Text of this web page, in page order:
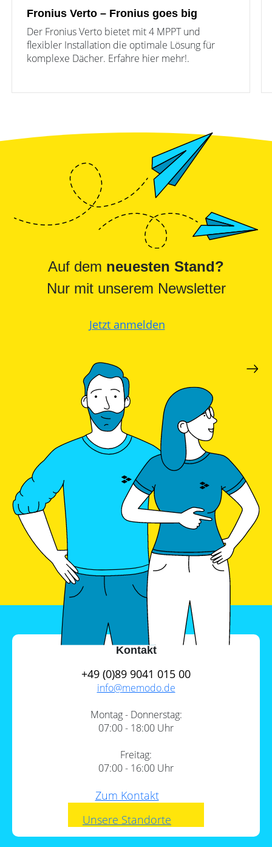
Fronius Verto – Fronius goes big
Der Fronius Verto bietet mit 4 MPPT und
flexibler Installation die optimale Lösung für
komplexe Dächer. Erfahre hier mehr!.
Auf dem neuesten Stand?
Nur mit unserem Newsletter
Jetzt anmelden
Kontakt
+49 (0)89 9041 015 00
info@memodo.de
Montag - Donnerstag:
07:00 - 18:00 Uhr
Freitag:
07:00 - 16:00 Uhr
Zum Kontakt
Unsere Standorte